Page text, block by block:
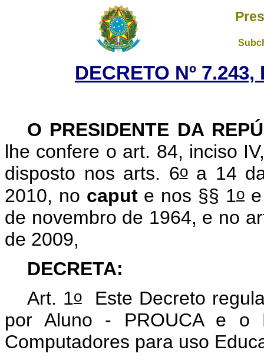
DECRETO Nº
O PRESIDENTE DA
lhe confere o art. 84, inciso
disposto nos arts. 6oa 14
2010, no capute nos §§ 1oe
de novembro de 1964, e no
de 2009,
DECRETA:
Art. 1oEste Decreto
por Aluno - PROUCA e o
Computadores para uso